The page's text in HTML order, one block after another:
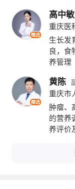
锌镁硒片的
精选
高中敏
重庆医
生长发
良，食
养管理
病、慢
病多发
精选
黄陈
重庆市
肿瘤、
的营养
养评价